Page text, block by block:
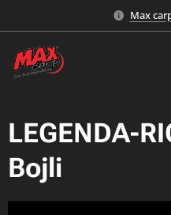
Max
LEGENDA-
Bojli